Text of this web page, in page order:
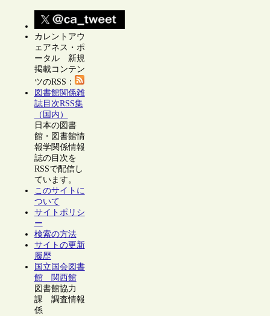
カレントアウ
ェアネス・ポ
ータル 新規
掲載コンテン
ツのRSS：
図書館関係雑
誌目次RSS集
（国内）
日本の図書
館・図書館情
報学関係情報
誌の目次を
RSSで配信し
ています。
このサイトに
ついて
サイトポリシ
ー
検索の方法
サイトの更新
履歴
国立国会図書
館 関西館
図書館協力
課 調査情報
係